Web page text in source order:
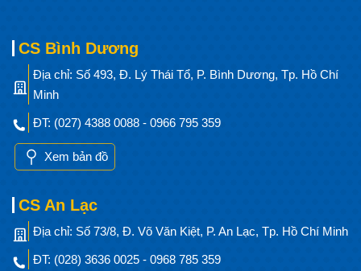
CS Bình Dương
Địa chỉ: Số 493, Đ. Lý Thái Tổ, P. Bình Dương, Tp. Hồ Chí
Minh
ĐT: (027) 4388 0088 - 0966 795 359
Xem bản đồ
CS An Lạc
Địa chỉ: Số 73/8, Đ. Võ Văn Kiệt, P. An Lạc, Tp. Hồ Chí Minh
ĐT: (028) 3636 0025 - 0968 785 359